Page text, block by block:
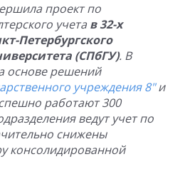
проект по
учета в 32-х
Петербургского
(СПбГУ). В
основе решений
учреждения 8"и
работают 300
ведут учет по
снижены
консолидированной